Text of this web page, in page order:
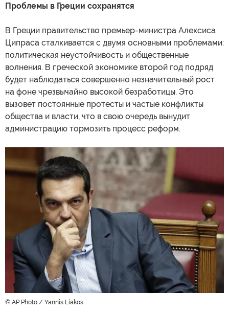
Проблемы в Греции сохранятся
В Греции правительство премьер-министра Алексиса
Ципраса сталкивается с двумя основными проблемами:
политическая неустойчивость и общественные
волнения. В греческой экономике второй год подряд
будет наблюдаться совершенно незначительный рост
на фоне чрезвычайно высокой безработицы. Это
вызовет постоянные протесты и частые конфликты
общества и власти, что в свою очередь вынудит
администрацию тормозить процесс реформ.
© AP Photo / Yannis Liakos